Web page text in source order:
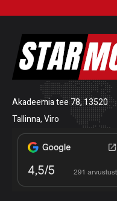
Akadeemia tee 78, 13520
Tallinna, Viro